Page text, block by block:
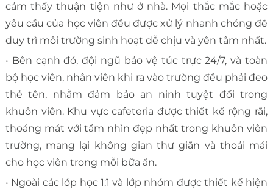
cảm thấy thuận tiện như ở nhà. Mọi thắc mắc hoặc
yêu cầu của học viên đều được xử lý nhanh chóng để
duy trì môi trường sinh hoạt dễ chịu và yên tâm nhất.
• Bên cạnh đó, đội ngũ bảo vệ túc trực 24/7, và toàn
bộ học viên, nhân viên khi ra vào trường đều phải đeo
thẻ tên, nhằm đảm bảo an ninh tuyệt đối trong
khuôn viên. Khu vực cafeteria được thiết kế rộng rãi,
thoáng mát với tầm nhìn đẹp nhất trong khuôn viên
trường, mang lại không gian thư giãn và thoải mái
cho học viên trong mỗi bữa ăn.
• Ngoài các lớp học 1:1 và lớp nhóm được thiết kế hiện